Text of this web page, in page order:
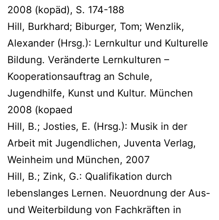
2008 (kopäd), S. 174-188
Hill, Burkhard; Biburger, Tom; Wenzlik,
Alexander (Hrsg.): Lernkultur und Kulturelle
Bildung. Veränderte Lernkulturen –
Kooperationsauftrag an Schule,
Jugendhilfe, Kunst und Kultur. München
2008 (kopaed
Hill, B.; Josties, E. (Hrsg.): Musik in der
Arbeit mit Jugendlichen, Juventa Verlag,
Weinheim und München, 2007
Hill, B.; Zink, G.: Qualifikation durch
lebenslanges Lernen. Neuordnung der Aus-
und Weiterbildung von Fachkräften in